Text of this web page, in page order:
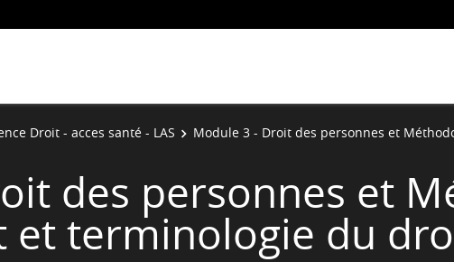
Droit - acces santé - LAS Module 3 - Droit des personnes et
des personnes et
et terminologie du